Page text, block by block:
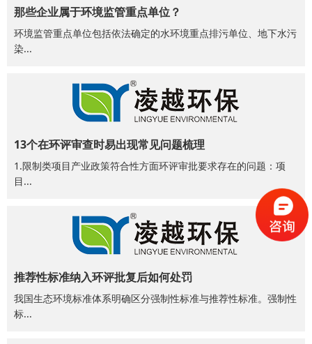
那些企业属于环境监管重点单位？
环境监管重点单位包括依法确定的水环境重点排污单位、地下水污
染...
13个在环评审查时易出现常见问题梳理
1.限制类项目产业政策符合性方面环评审批要求存在的问题：项
目...
推荐性标准纳入环评批复后如何处罚
我国生态环境标准体系明确区分强制性标准与推荐性标准。强制性
标...